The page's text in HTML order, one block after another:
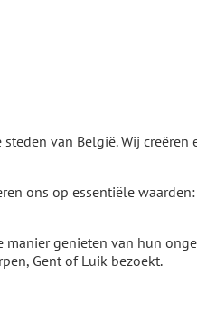
van België. Wij creëren
ons op essentiële
manier genieten van hun
Gent of Luik bezoekt.